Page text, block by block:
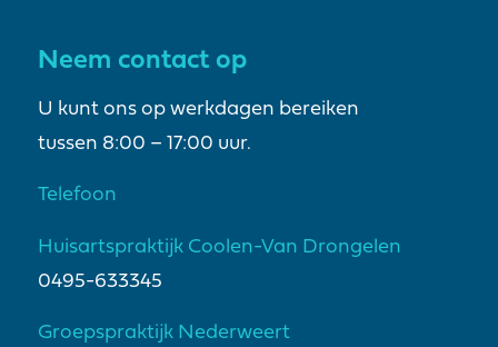
Neem contact op
U kunt ons op werkdagen bereiken
tussen 8:00 – 17:00 uur.
Telefoon
Huisartspraktijk Coolen-Van Drongelen
0495-633345
Groepspraktijk Nederweert